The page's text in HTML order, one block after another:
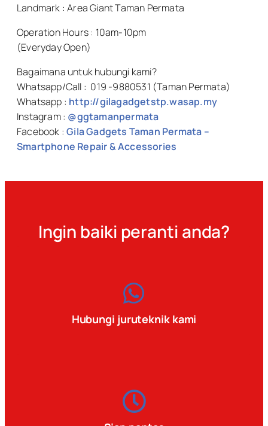
Landmark : Area Giant Taman Permata
Operation Hours : 10am-10pm
(Everyday Open)
Bagaimana untuk hubungi kami?
Whatsapp/Call : 019 -9880531 (Taman Permata)
Whatsapp : http://gilagadgetstp.wasap.my
Instagram : @ggtamanpermata
Facebook :Gila Gadgets Taman Permata –
Smartphone Repair & Accessories
Ingin baiki peranti anda?
Hubungi juruteknik kami